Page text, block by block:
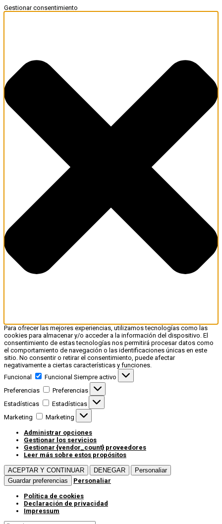
Gestionar consentimiento
Para ofrecer las mejores experiencias, utilizamos tecnologías como las
cookies para almacenar y/o acceder a la información del dispositivo. El
consentimiento de estas tecnologías nos permitirá procesar datos como
el comportamiento de navegación o las identificaciones únicas en este
sitio. No consentir o retirar el consentimiento, puede afectar
negativamente a ciertas características y funciones.
Funcional
Funcional Siempre activo
Preferencias
Preferencias
Estadísticas
Estadísticas
Marketing
Marketing
Administrar opciones
Gestionar los servicios
Gestionar {vendor_count} proveedores
Leer más sobre estos propósitos
ACEPTAR Y CONTINUAR DENEGAR
Personaliar
Guardar preferencias
Personaliar
Política de cookies
Declaración de privacidad
Impressum